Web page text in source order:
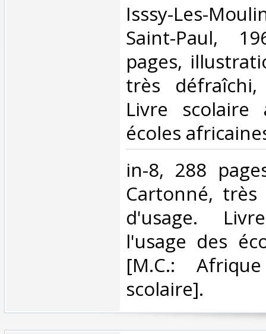
‎Isssy-Les-
Saint-Paul,
pages,
très
Livre scolaire
écoles
‎in-8, 288
Cartonné,
d'usage.
l'usage des
[M.C.:
scolaire].‎